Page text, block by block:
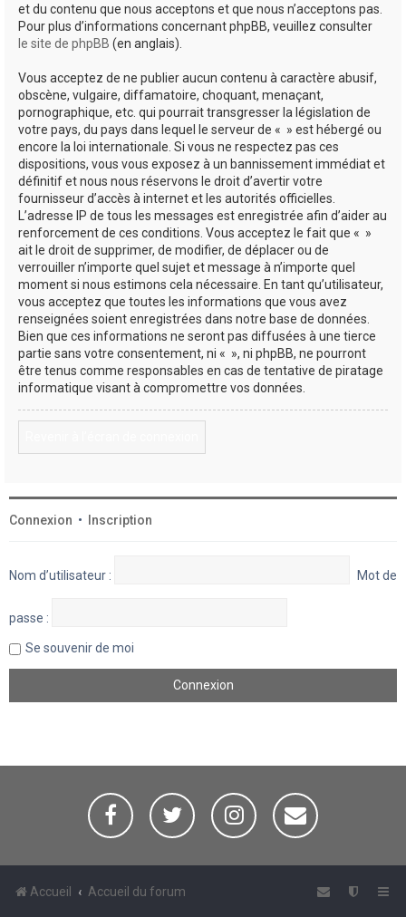
et du contenu que nous acceptons et que nous n’acceptons pas.
Pour plus d’informations concernant phpBB, veuillez consulter
le site de phpBB (en anglais).
Vous acceptez de ne publier aucun contenu à caractère abusif,
obscène, vulgaire, diffamatoire, choquant, menaçant,
pornographique, etc. qui pourrait transgresser la législation de
votre pays, du pays dans lequel le serveur de « » est hébergé ou
encore la loi internationale. Si vous ne respectez pas ces
dispositions, vous vous exposez à un bannissement immédiat et
définitif et nous nous réservons le droit d’avertir votre
fournisseur d’accès à internet et les autorités officielles.
L’adresse IP de tous les messages est enregistrée afin d’aider au
renforcement de ces conditions. Vous acceptez le fait que « »
ait le droit de supprimer, de modifier, de déplacer ou de
verrouiller n’importe quel sujet et message à n’importe quel
moment si nous estimons cela nécessaire. En tant qu’utilisateur,
vous acceptez que toutes les informations que vous avez
renseignées soient enregistrées dans notre base de données.
Bien que ces informations ne seront pas diffusées à une tierce
partie sans votre consentement, ni « », ni phpBB, ne pourront
être tenus comme responsables en cas de tentative de piratage
informatique visant à compromettre vos données.
Connexion • Inscription
Nom d’utilisateur : Mot de
passe :
Se souvenir de moi
Accueil Accueil du forum